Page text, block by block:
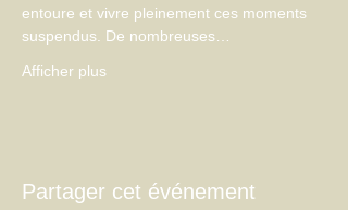
entoure et vivre pleinement ces moments
suspendus. De nombreuses…
Afficher plus
Partager cet événement